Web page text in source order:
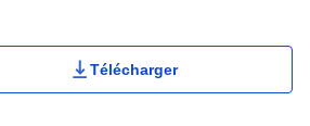
Actions Portlet
Télécharger